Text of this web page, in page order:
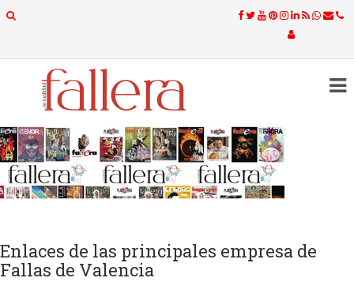
Enlaces de las principales empresa de
Fallas de Valencia